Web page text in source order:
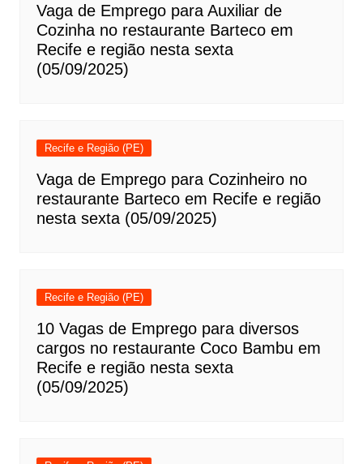
Vaga de Emprego para Auxiliar de
Cozinha no restaurante Barteco em
Recife e região nesta sexta
(05/09/2025)
Recife e Região (PE)
Vaga de Emprego para Cozinheiro no
restaurante Barteco em Recife e região
nesta sexta (05/09/2025)
Recife e Região (PE)
10 Vagas de Emprego para diversos
cargos no restaurante Coco Bambu em
Recife e região nesta sexta
(05/09/2025)